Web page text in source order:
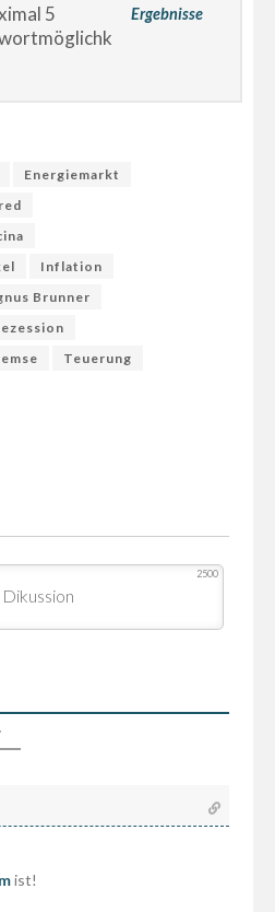
Ergebnisse
5
Energiemarkt
Inflation
Brunner
Teuerung
2500
ist!